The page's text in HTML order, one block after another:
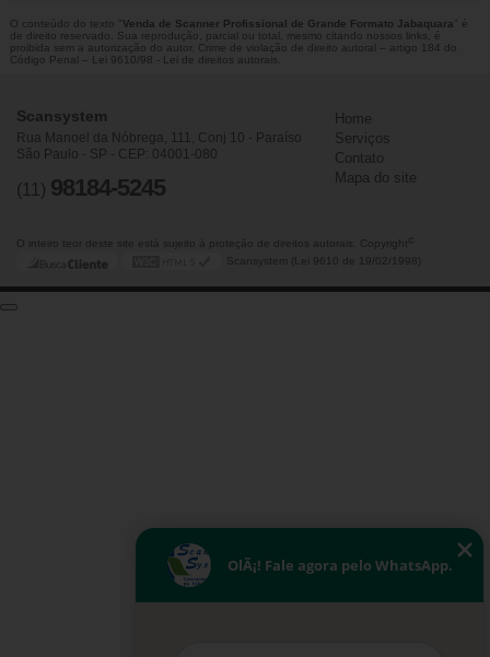
O conteúdo do texto " Venda de Scanner Profissional de Grande Formato Jabaquara " é
de direito reservado. Sua reprodução, parcial ou total, mesmo citando nossos links, é
proibida sem a autorização do autor. Crime de violação de direito autoral – artigo 184 do
Código Penal –
Lei 9610/98 - Lei de direitos autorais
Scansystem
Rua Manoel da Nóbrega, 111, Conj 10 - Paraíso
São Paulo - SP - CEP: 04001-080
(11) 98184-5245
Home
Serviços
Contato
Mapa do site
O inteiro teor deste site está sujeito à proteção de direitos autorais. Copyright
Scansystem (Lei 9610 de 19/02/1998)
OlÃ¡! Fale agora pelo WhatsApp.